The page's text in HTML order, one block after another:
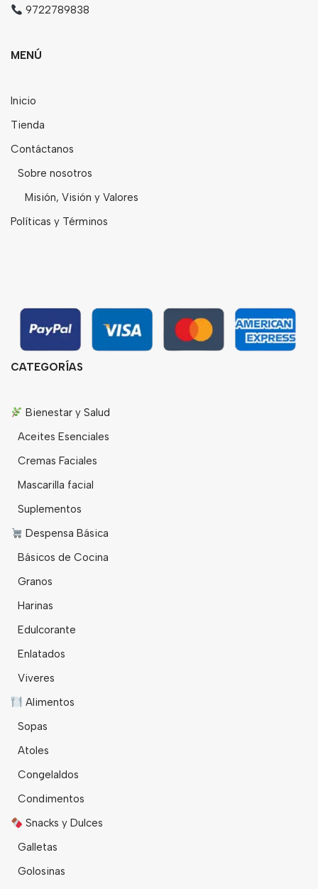
9722789838
MENÚ
Inicio
Tienda
Contáctanos
Sobre nosotros
Misión, Visión y Valores
Políticas y Términos
CATEGORÍAS
Bienestar y Salud
Aceites Esenciales
Cremas Faciales
Mascarilla facial
Suplementos
Despensa Básica
Básicos de Cocina
Granos
Harinas
Edulcorante
Enlatados
Viveres
Alimentos
Sopas
Atoles
Congelaldos
Condimentos
Snacks y Dulces
Galletas
Golosinas